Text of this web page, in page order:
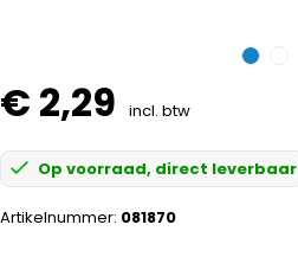
€ 2,29 incl. btw
Op voorraad, direct leverbaar
Artikelnummer: 081870